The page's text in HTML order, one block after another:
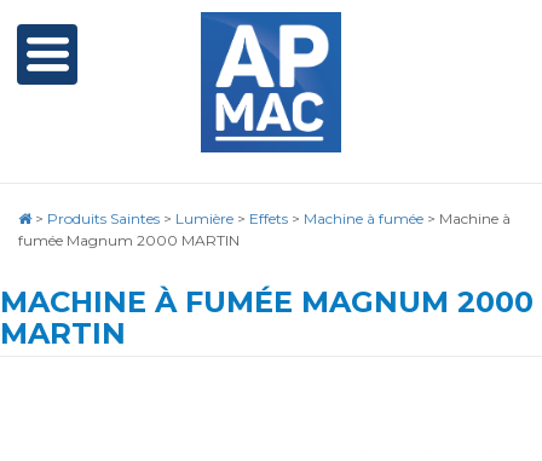
> Produits Saintes > Lumière > Effets > Machine à fumée > Machine à
fumée Magnum 2000 MARTIN
MACHINE À FUMÉE MAGNUM 2000
MARTIN